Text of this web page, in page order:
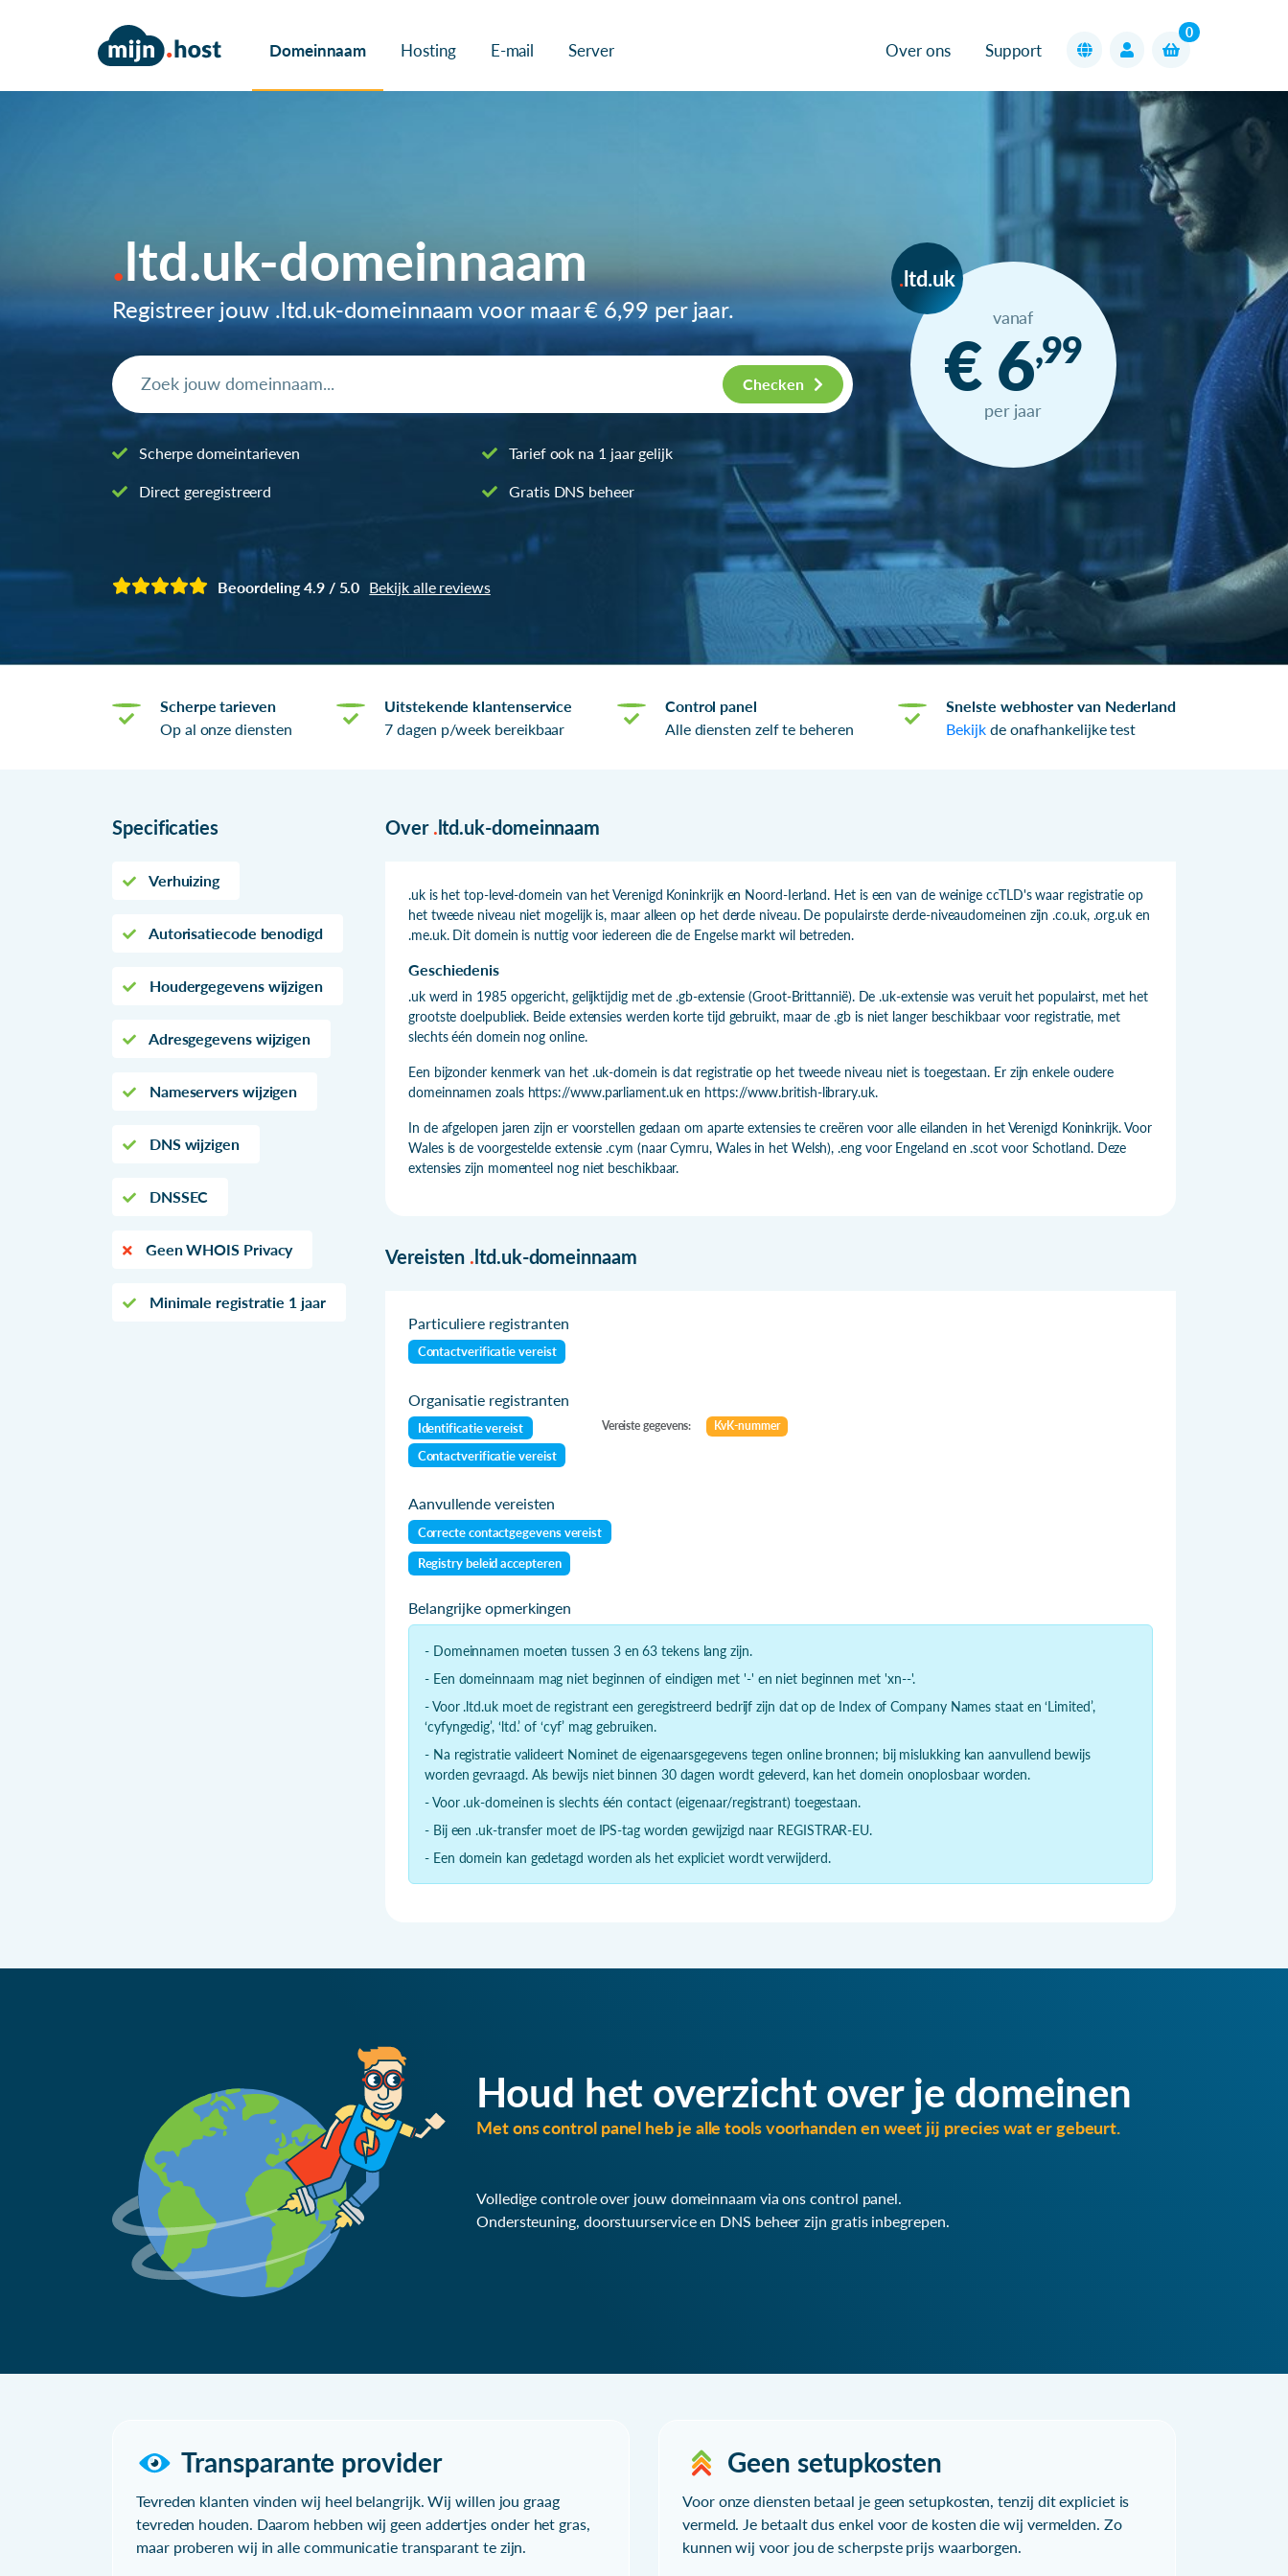
Domeinnaam Hosting E-mail Server Over ons Support
0
ltd.uk-domeinnaam
Registreer jouw .ltd.uk-domeinnaam voor maar€ 6,99 per jaar.
Checken
Scherpe domeintarieven
Direct geregistreerd
Tarief ook na 1 jaar gelijk
Gratis DNS beheer
ltd.uk
vanaf
€ 6,99
per jaar
Beoordeling 4.9 / 5.0 Bekijk alle reviews
Scherpe tarieven
Op al onze diensten
Uitstekende klantenservice
7 dagen p/week bereikbaar
Control panel
Alle diensten zelf te beheren
Snelste webhoster van Nederland
Bekijkde onafhankelijke test
Specificaties
Verhuizing
Autorisatiecode benodigd
Houdergegevens wijzigen
Adresgegevens wijzigen
Nameservers wijzigen
DNS wijzigen
DNSSEC
Geen WHOIS Privacy
Minimale registratie 1 jaar
Over .ltd.uk-domeinnaam
.uk is het top-level-domein van het Verenigd Koninkrijk en Noord-Ierland. Het is een van de weinige ccTLD's waar registratie op
het tweede niveau niet mogelijk is, maar alleen op het derde niveau. De populairste derde-niveaudomeinen zijn .co.uk, .org.uk en
.me.uk. Dit domein is nuttig voor iedereen die de Engelse markt wil betreden.
Geschiedenis
.uk werd in 1985 opgericht, gelijktijdig met de .gb-extensie (Groot-Brittannië). De .uk-extensie was veruit het populairst, met het
grootste doelpubliek. Beide extensies werden korte tijd gebruikt, maar de .gb is niet langer beschikbaar voor registratie, met
slechts één domein nog online.
Een bijzonder kenmerk van het .uk-domein is dat registratie op het tweede niveau niet is toegestaan. Er zijn enkele oudere
domeinnamen zoals https://www.parliament.uk en https://www.british-library.uk.
In de afgelopen jaren zijn er voorstellen gedaan om aparte extensies te creëren voor alle eilanden in het Verenigd Koninkrijk. Voor
Wales is de voorgestelde extensie .cym (naar Cymru, Wales in het Welsh), .eng voor Engeland en .scot voor Schotland. Deze
extensies zijn momenteel nog niet beschikbaar.
Vereisten .ltd.uk-domeinnaam
Particuliere registranten
Contactverificatie vereist
Organisatie registranten
Identificatie vereist
Contactverificatie vereist
Vereiste gegevens: KvK-nummer
Aanvullende vereisten
Correcte contactgegevens vereist
Registry beleid accepteren
Belangrijke opmerkingen
- Domeinnamen moeten tussen 3 en 63 tekens lang zijn.
- Een domeinnaam mag niet beginnen of eindigen met '-' en niet beginnen met 'xn--'.
- Voor .ltd.uk moet de registrant een geregistreerd bedrijf zijn dat op de Index of Company Names staat en ‘Limited’,
‘cyfyngedig’, ‘ltd.’ of ‘cyf’ mag gebruiken.
- Na registratie valideert Nominet de eigenaarsgegevens tegen online bronnen; bij mislukking kan aanvullend bewijs
worden gevraagd. Als bewijs niet binnen 30 dagen wordt geleverd, kan het domein onoplosbaar worden.
- Voor .uk-domeinen is slechts één contact (eigenaar/registrant) toegestaan.
- Bij een .uk-transfer moet de IPS-tag worden gewijzigd naar REGISTRAR-EU.
- Een domein kan gedetagd worden als het expliciet wordt verwijderd.
Houd het overzicht over je domeinen
Met ons control panel heb je alle tools voorhanden en weet jij precies wat er gebeurt.
Volledige controle over jouw domeinnaam via ons control panel.
Ondersteuning, doorstuurservice en DNS beheer zijn gratis inbegrepen.
Transparante provider
Tevreden klanten vinden wij heel belangrijk. Wij willen jou graag
tevreden houden. Daarom hebben wij geen addertjes onder het gras,
maar proberen wij in alle communicatie transparant te zijn.
Geen setupkosten
Voor onze diensten betaal je geen setupkosten, tenzij dit expliciet is
vermeld. Je betaalt dus enkel voor de kosten die wij vermelden. Zo
kunnen wij voor jou de scherpste prijs waarborgen.